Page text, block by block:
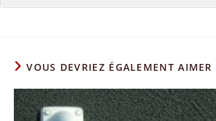
VOUS DEVRIEZ ÉGALEMENT AIMER